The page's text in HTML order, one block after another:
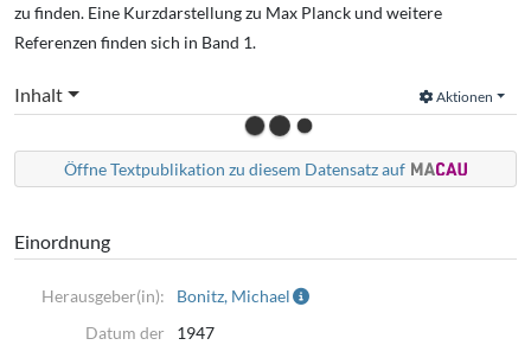
zu finden. Eine Kurzdarstellung zu Max Planck und weitere
Referenzen finden sich in Band 1.
Inhalt Aktionen
Öffne Textpublikation zu diesem Datensatz auf
Einordnung
Herausgeber(in):
Bonitz, Michael
Datum der
1947